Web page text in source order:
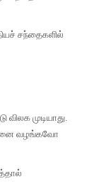
சந்தைகளில்
விலக முடியாது.
வழங்கவோ